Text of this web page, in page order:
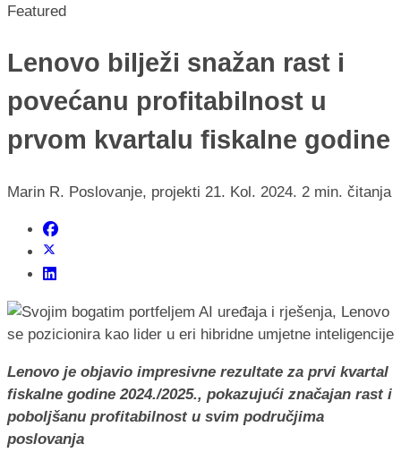
Featured
Lenovo bilježi snažan rast i
povećanu profitabilnost u
prvom kvartalu fiskalne godine
Marin R. Poslovanje, projekti 21. Kol. 2024. 2 min. čitanja
Lenovo je objavio impresivne rezultate za prvi kvartal
fiskalne godine 2024./2025., pokazujući značajan rast i
poboljšanu profitabilnost u svim područjima
poslovanja